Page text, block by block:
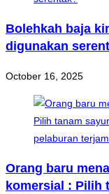
Bolehkah baja
digunakan
October 16, 2025
Orang baru
komersial : Pilih